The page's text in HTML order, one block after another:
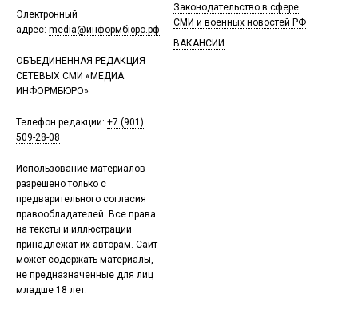
Электронный
адрес: media@информбюро.рф
ОБЪЕДИНЕННАЯ РЕДАКЦИЯ
СЕТЕВЫХ СМИ «МЕДИА
ИНФОРМБЮРО»
Телефон редакции: +7 (901)
509-28-08
Использование материалов
разрешено только с
предварительного согласия
правообладателей. Все права
на тексты и иллюстрации
принадлежат их авторам. Сайт
может содержать материалы,
не предназначенные для лиц
младше 18 лет.
Законодательство в сфере
СМИ и военных новостей РФ
ВАКАНСИИ